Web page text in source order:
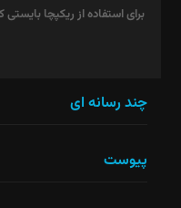
نباید
چند رسانه ای
پیوست